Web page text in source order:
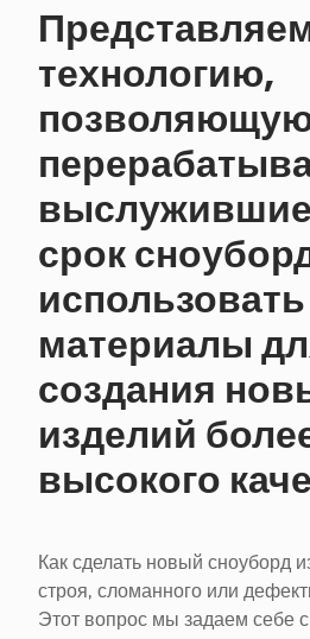
технологию,
срок
материалы
создания
изделий
высокого
Как сделать новый сноуборд
строя, сломанного или
Этот вопрос мы задаем себе с